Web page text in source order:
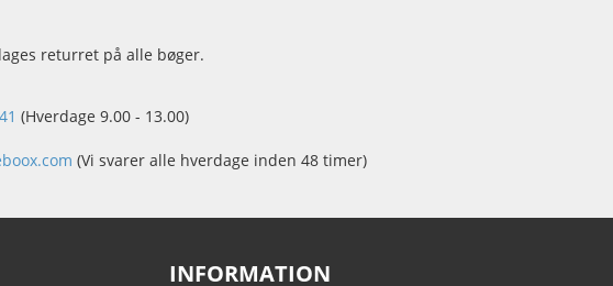
returret på alle bøger.
(Hverdage 9.00 - 13.00)
(Vi svarer alle hverdage inden 48 timer)
INFORMATION